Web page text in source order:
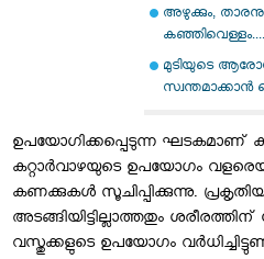
അഴുക്കും, താരനും
കഞ്ഞിവെള്ളം....
മുടിയുടെ
സ്വന്തമാക്കാൻ
ഉപയോഗിക്കപ്പെടുന്ന ഘടകമാണ്
കറ്റാര്‍വാഴയുടെ ഉപയോഗം
കണക്കുകള്‍ സൂചിപ്പിക്കുന്നു.
അടങ്ങിയിട്ടില്ലാത്തതും
വസ്തുക്കളുടെ ഉപയോഗം